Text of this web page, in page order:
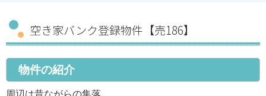
子育て
住まい
空き家バンク
仕事
遊ぶ
インタビュー
空き家バンク登録物件【売186】
物件の紹介
周辺は昔ながらの集落